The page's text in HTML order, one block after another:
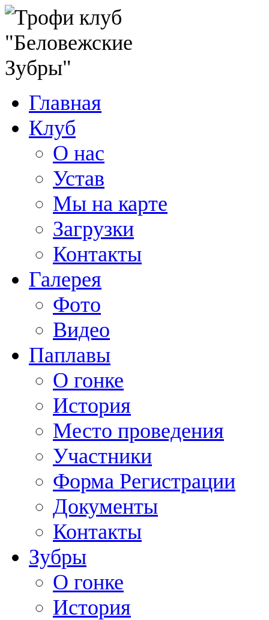
Главная
Клуб
О нас
Устав
Мы на карте
Загрузки
Контакты
Галерея
Фото
Видео
Паплавы
О гонке
История
Место проведения
Участники
Форма Регистрации
Документы
Контакты
Зубры
О гонке
История